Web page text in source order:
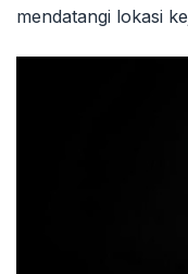
mendatangi lokasi